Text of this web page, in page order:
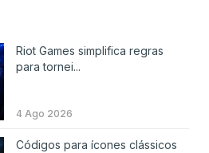
Riot Games simplifica regras
para tornei...
4 Ago 2026
Códigos para ícones clássicos